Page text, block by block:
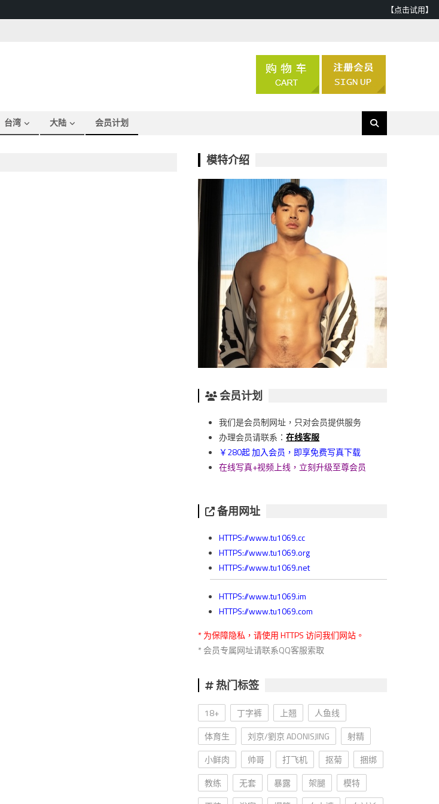
【点击试用】
台湾 大陆 会员计划
模特介绍
会员计划
我们是会员制网址，只对会员提供服务
办理会员请联系：在线客服
￥280起 加入会员，即享免费写真下载
在线写真+视频上线，立刻升级至尊会员
备用网址
HTTPS://www.tu1069.cc
HTTPS://www.tu1069.org
HTTPS://www.tu1069.net
HTTPS://www.tu1069.im
HTTPS://www.tu1069.com
* 为保障隐私，请使用 HTTPS 访问我们网站。
* 会员专属网址请联系QQ客服索取
热门标签
18+ 丁字裤 上翘
人鱼线
体育生
刘京/劉京 ADONISJING
射精
小鲜肉
帅哥 打飞机 抠菊
捆绑
教练
无套 暴露 架腿
模特